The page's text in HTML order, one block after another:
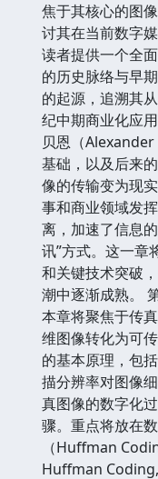
焦于其核心的图
讨其在当前数字
读者提供一个全
的历史脉络与早
的起源，追溯其
纪中期商业化应
贝恩（Alexander
基础，以及后来
像的传输变为现
事和商业领域发
离，加速了信息
讯”方式。这一章
和关键技术突破
潮中逐渐成熟。
本章将聚焦于传
维图像转化为可
的基本原理，包
描分辨率对图像
真图像的数字化
骤。重点将放在
（Huffman
Huffman